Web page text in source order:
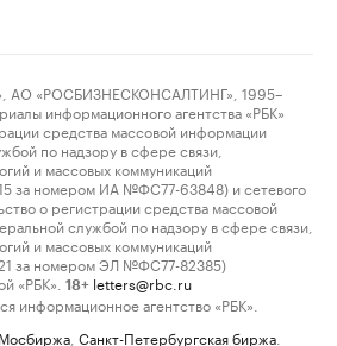
«РОСБИЗНЕСКОНСАЛТИНГ», 1995–
информационного агентства «РБК»
средства массовой информации
по надзору в сфере связи,
и массовых коммуникаций
за номером ИА №ФС77-63848) и сетевого
о регистрации средства массовой
службой по надзору в сфере связи,
и массовых коммуникаций
за номером ЭЛ №ФС77-82385)
«РБК».
18+ letters@rbc.ru
информационное агентство «РБК».
Мосбиржа Санкт-Петербургская биржа